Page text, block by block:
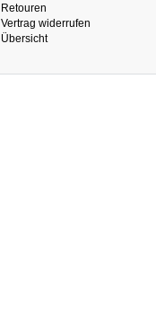
Retouren
Vertrag widerrufen
Übersicht